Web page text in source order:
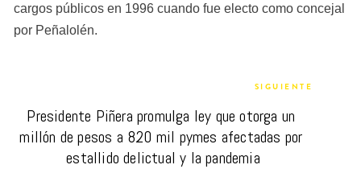
cargos públicos en 1996 cuando fue electo como concejal
por Peñalolén.
SIGUIENTE
Presidente Piñera promulga ley que otorga un
millón de pesos a 820 mil pymes afectadas por
estallido delictual y la pandemia